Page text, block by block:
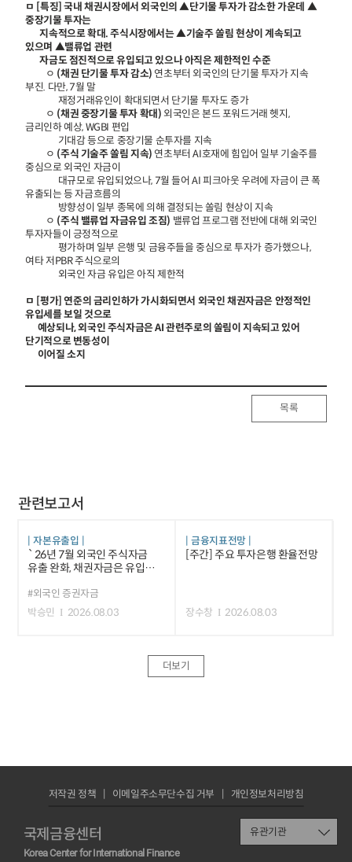
ㅁ [특징] 국내 채권시장에서 외국인의 ▲단기물 투자가 감소한 가운데 ▲
중장기물 투자는
지속적으로 확대. 주식시장에서는 ▲기술주 쏠림 현상이 계속되고
있으며 ▲밸류업 관련
자금도 점진적으로 유입되고 있으나 아직은 제한적인 수준
ㅇ (채권 단기물 투자 감소) 연초부터 외국인의 단기물 투자가 지속
부진. 다만, 7월 말
재정거래유인이 확대되면서 단기물 투자도 증가
ㅇ (채권 중장기물 투자 확대) 외국인은 본드 포워드거래 헷지,
금리인하 예상, WGBI 편입
기대감 등으로 중장기물 순투자를 지속
ㅇ (주식 기술주 쏠림 지속) 연초부터 AI호재에 힘입어 일부 기술주를
중심으로 외국인 자금이
대규모로 유입되었으나, 7월 들어 AI 피크아웃 우려에 자금이 큰 폭
유출되는 등 자금흐름의
방향성이 일부 종목에 의해 결정되는 쏠림 현상이 지속
ㅇ (주식 밸류업 자금유입 조짐) 밸류업 프로그램 전반에 대해 외국인
투자자들이 긍정적으로
평가하며 일부 은행 및 금융주들을 중심으로 투자가 증가했으나,
여타 저PBR 주식으로의
외국인 자금 유입은 아직 제한적
ㅁ [평가] 연준의 금리인하가 가시화되면서 외국인 채권자금은 안정적인
유입세를 보일 것으로
예상되나, 외국인 주식자금은 AI 관련주로의 쏠림이 지속되고 있어
단기적으로 변동성이
이어질 소지
목록
관련보고서
자본유출입
`26년 7월 외국인 주식자금
유출 완화, 채권자금은 유입폭
#외국인 증권자금
박승민
2026.08.03
금융지표전망
[주간] 주요 투자은행 환율전망
장수창 2026.08.03
더보기
국제금융센터
Korea Center for International Finance
저작권 정책 이메일주소무단수집 거부 개인정보처리방침
유관기관